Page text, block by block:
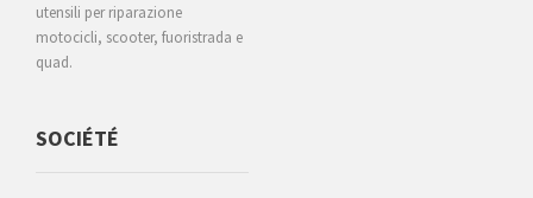
utensili per riparazione
motocicli, scooter, fuoristrada e
quad.
SOCIÉTÉ